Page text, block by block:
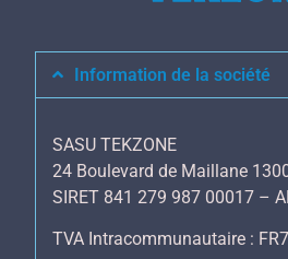
Information de la société
SASU TEKZONE
24 Boulevard de Maillane
SIRET 841 279 987 00017 –
TVA Intracommunautaire :